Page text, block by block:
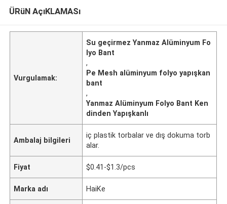
ÜRüN AçıKLAMASı
Vurgulamak:
Su geçirmez Yanmaz Alüminyum Fo
lyo Bant
,
Pe Mesh alüminyum folyo yapışkan
bant
,
Yanmaz Alüminyum Folyo Bant Ken
dinden Yapışkanlı
Ambalaj bilgileri
iç plastik torbalar ve dış dokuma torb
alar.
Fiyat $0.41-$1.3/pcs
Marka adı HaiKe